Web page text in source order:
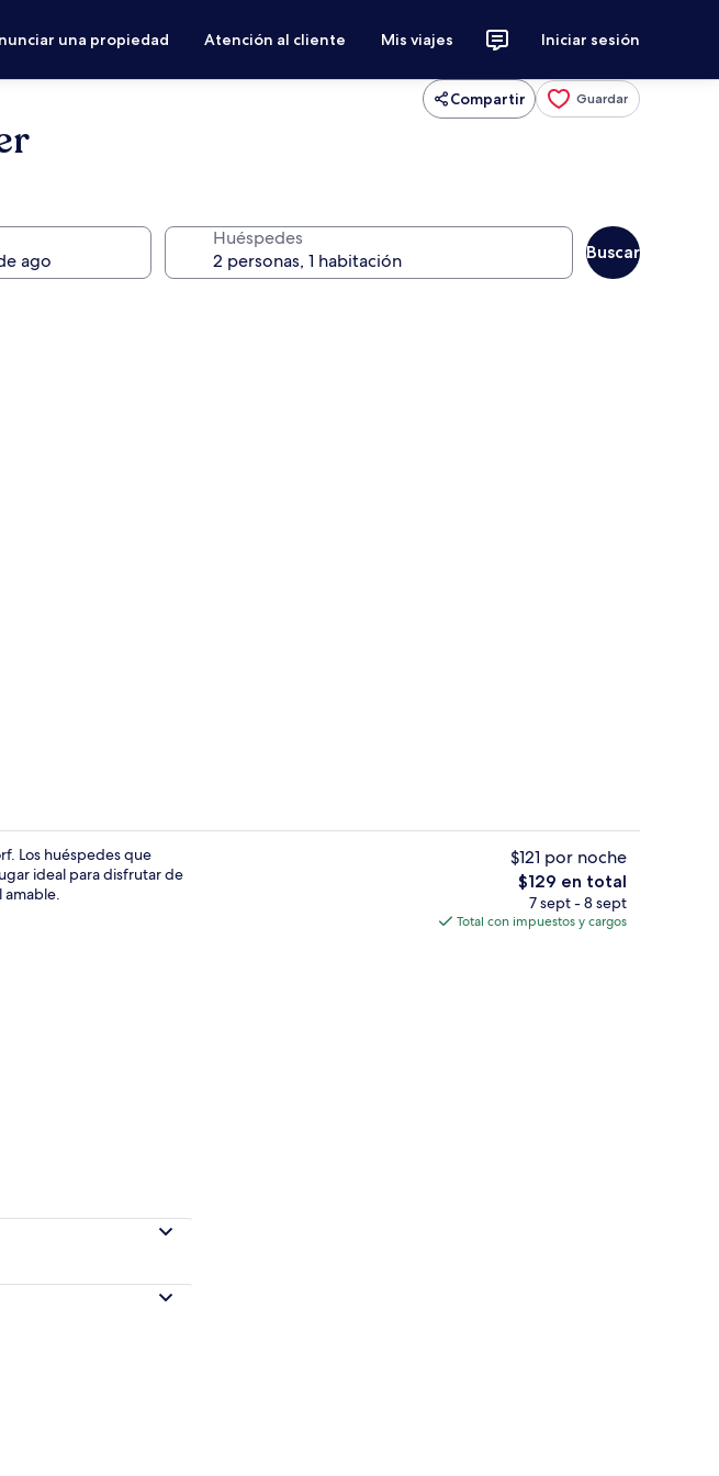
una propiedad Atención al cliente Mis viajes Iniciar sesión
Compartir Guardar
Huéspedes
Buscar
Recepción
Los huéspedes que
ideal para disfrutar de
amable.
$121 por noche
El
precio
total
$129 en total
7 sept - 8 sept
Total con impuestos y cargos